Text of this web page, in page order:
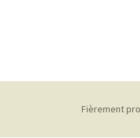
Fièrement